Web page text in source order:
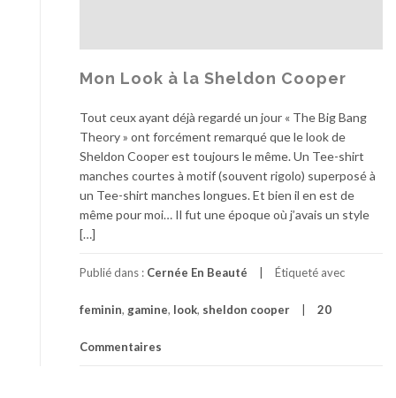
l
l
s
Mon Look à la Sheldon Cooper
Tout ceux ayant déjà regardé un jour « The Big Bang
Theory » ont forcément remarqué que le look de
Sheldon Cooper est toujours le même. Un Tee-shirt
manches courtes à motif (souvent rigolo) superposé à
un Tee-shirt manches longues. Et bien il en est de
même pour moi… Il fut une époque où j’avais un style
[…]
Publié dans : Cernée En Beauté Étiqueté avec
feminin, gamine, look, sheldon cooper 20
Commentaires